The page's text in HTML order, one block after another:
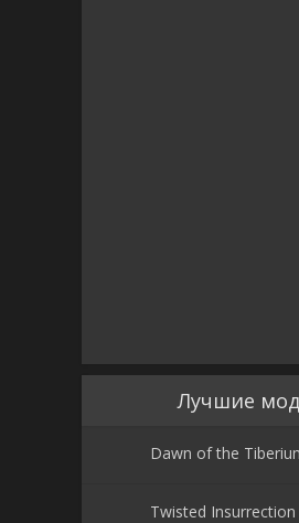
Лучшие
Dawn of the
Twisted Insurrection